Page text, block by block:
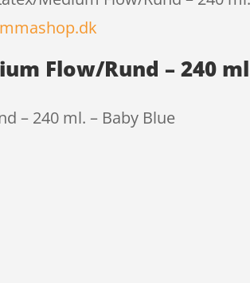
Flow/Rund – 240
– 240 ml. – Baby Blue